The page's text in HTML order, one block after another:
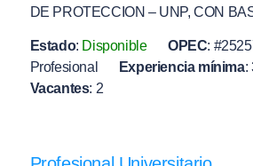
DE PROTECCION – UNP, CON
Estado: Disponible OPEC:
Profesional
Experiencia mínima:
Vacantes: 2